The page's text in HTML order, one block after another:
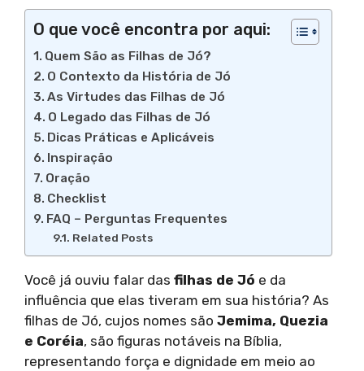
O que você encontra por aqui:
Quem São as Filhas de Jó?
O Contexto da História de Jó
As Virtudes das Filhas de Jó
O Legado das Filhas de Jó
Dicas Práticas e Aplicáveis
Inspiração
Oração
Checklist
FAQ – Perguntas Frequentes
Related Posts
Você já ouviu falar das filhas de Jó e da
influência que elas tiveram em sua história? As
filhas de Jó, cujos nomes são Jemima, Quezia
e Coréia, são figuras notáveis na Bíblia,
representando força e dignidade em meio ao